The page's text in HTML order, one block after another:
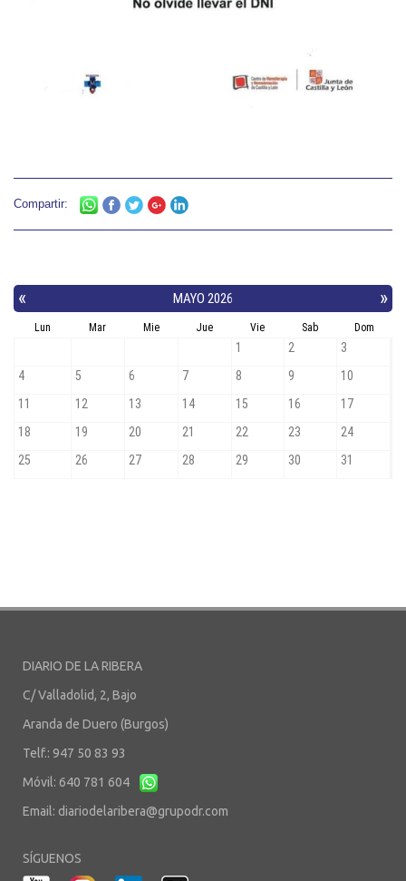
Compartir:
DIARIO DE LA RIBERA
C/ Valladolid, 2, Bajo
Aranda de Duero (Burgos)
Telf.: 947 50 83 93
Móvil: 640 781 604
Email: diariodelaribera@grupodr.com
SÍGUENOS